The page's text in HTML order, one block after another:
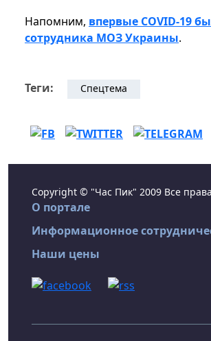
Напомним, впервые COVID-19
сотрудника МОЗ Украины.
Теги: Спецтема
Copyright © "Час Пик" 2009 Все
О портале
Информационное
Наши цены